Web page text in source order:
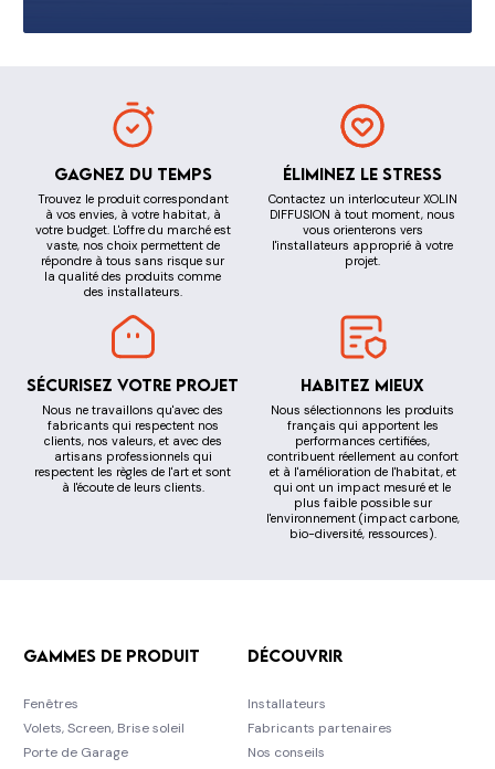
Gagnez du temps
Trouvez le produit correspondant
à vos envies, à votre habitat, à
votre budget. L'offre du marché est
vaste, nos choix permettent de
répondre à tous sans risque sur
la qualité des produits comme
des installateurs.
Éliminez le stress
Contactez un interlocuteur XOLIN
DIFFUSION à tout moment, nous
vous orienterons vers
l'installateurs approprié à votre
projet.
Sécurisez votre projet
Nous ne travaillons qu'avec des
fabricants qui respectent nos
clients, nos valeurs, et avec des
artisans professionnels qui
respectent les règles de l'art et sont
à l'écoute de leurs clients.
Habitez mieux
Nous sélectionnons les produits
français qui apportent les
performances certifiées,
contribuent réellement au confort
et à l'amélioration de l'habitat, et
qui ont un impact mesuré et le
plus faible possible sur
l'environnement (impact carbone,
bio-diversité, ressources).
Gammes de produit
Fenêtres
Volets, Screen, Brise soleil
Porte de Garage
Découvrir
Installateurs
Fabricants partenaires
Nos conseils